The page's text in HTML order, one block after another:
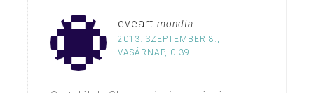
eveart mondta
2013. SZEPTEMBER 8.,
VASÁRNAP, 0:39